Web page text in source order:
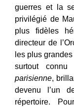
guerres et la
privilégié de
plus fidèles
directeur de
les plus
surtout
parisienne,
devenu l’un
répertoire.